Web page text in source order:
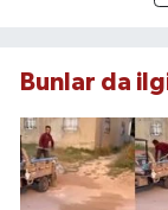
Bunlar da